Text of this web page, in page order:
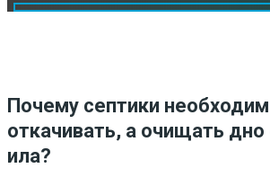
Почему септики
откачивать, а очищать дно
ила?